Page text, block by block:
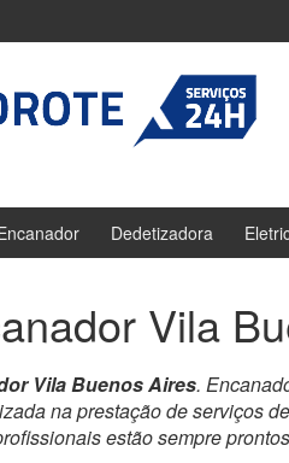
Dedetizadora
Vila
Vila Buenos Aires.
na prestação de serviços de
estão sempre